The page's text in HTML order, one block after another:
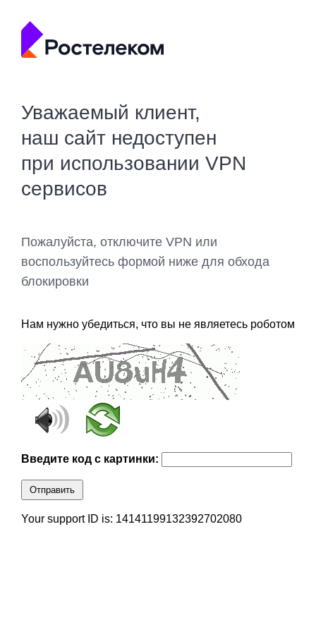
Уважаемый клиент,
наш сайт недоступен
при использовании VPN
сервисов
Пожалуйста, отключите VPN или
воспользуйтесь формой ниже для обхода
блокировки
Нам нужно убедиться, что вы не являетесь роботом
Введите код с картинки:
Отправить
Your support ID is: 14141199132392702080